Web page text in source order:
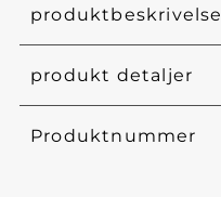
produktbeskrivelse
produkt detaljer
Produktnummer